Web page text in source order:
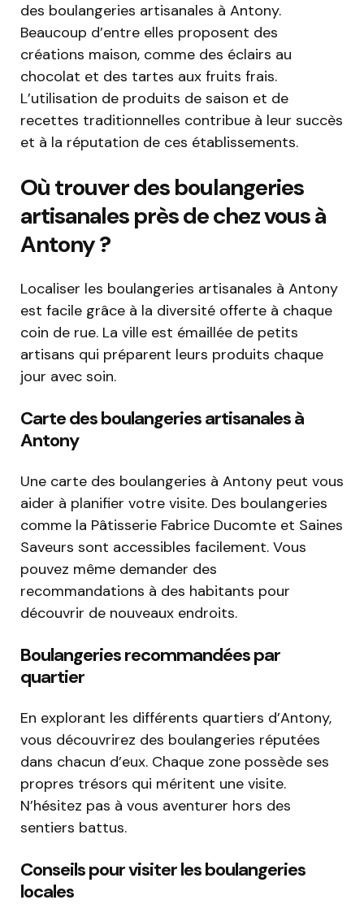
des boulangeries artisanales à Antony.
Beaucoup d’entre elles proposent des
créations maison, comme des éclairs au
chocolat et des tartes aux fruits frais.
L’utilisation de produits de saison et de
recettes traditionnelles contribue à leur succès
et à la réputation de ces établissements.
Où trouver des boulangeries
artisanales près de chez vous à
Antony ?
Localiser les boulangeries artisanales à Antony
est facile grâce à la diversité offerte à chaque
coin de rue. La ville est émaillée de petits
artisans qui préparent leurs produits chaque
jour avec soin.
Carte des boulangeries artisanales à
Antony
Une carte des boulangeries à Antony peut vous
aider à planifier votre visite. Des boulangeries
comme la Pâtisserie Fabrice Ducomte et Saines
Saveurs sont accessibles facilement. Vous
pouvez même demander des
recommandations à des habitants pour
découvrir de nouveaux endroits.
Boulangeries recommandées par
quartier
En explorant les différents quartiers d’Antony,
vous découvrirez des boulangeries réputées
dans chacun d’eux. Chaque zone possède ses
propres trésors qui méritent une visite.
N’hésitez pas à vous aventurer hors des
sentiers battus.
Conseils pour visiter les boulangeries
locales